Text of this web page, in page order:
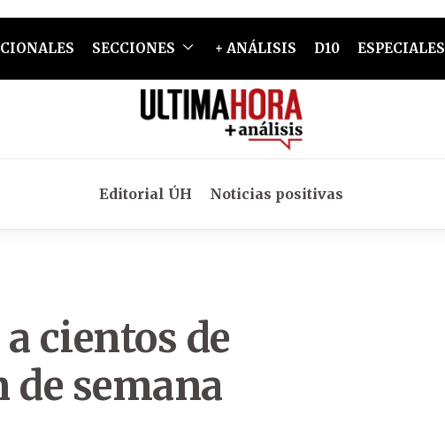
SECCIONES + ANÁLISIS D10 ESPECIALES
Editorial ÚH Noticias positivas
cientos de
de semana